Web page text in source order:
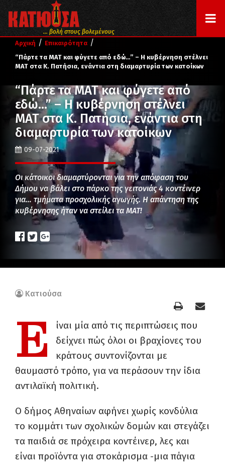
... βολή στους βολεμένους
Αρχική / Επικαιρότητα /
“Πάρτε τα ΜΑΤ και φύγετε από εδώ…” – Η κυβέρνηση στέλνει
ΜΑΤ στα Κ. Πατήσια, ενάντια στη διαμαρτυρία των κατοίκων
“Πάρτε τα ΜΑΤ και φύγετε από
εδώ…” – Η κυβέρνηση στέλνει
ΜΑΤ στα Κ. Πατήσια, ενάντια στη
διαμαρτυρία των κατοίκων
09-07-2021
Οι κάτοικοι διαμαρτύρονται για την απόφαση του
Δήμου να βάλει στο πάρκο της γειτονιάς 4 κοντέινερ
για… τμήματα προσχολικής αγωγής. Η απάντηση της
κυβέρνησης ήταν να στείλει τα ΜΑΤ!
Κατιούσα
Ε
ίναι μία από τις περιπτώσεις που
δείχνει πώς όλοι οι βραχίονες του
κράτους συντονίζονται με
θαυμαστό τρόπο, για να περάσουν την ίδια
αντιλαϊκή πολιτική.
Ο δήμος Αθηναίων αφήνει χωρίς κονδύλια
το κομμάτι των σχολικών δομών και στεγάζει
τα παιδιά σε πρόχειρα κοντέινερ, λες και
είναι προϊόντα για στοκάρισμα -μια πάγια